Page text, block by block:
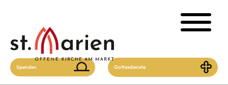
Spenden Gottesdienste